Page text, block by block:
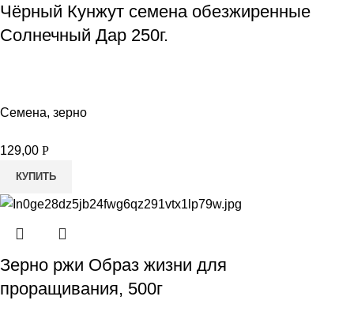
Чёрный Кунжут семена обезжиренные
Солнечный Дар 250г.
Семена, зерно
129,00 Р
КУПИТЬ
Зерно ржи Образ жизни для
проращивания, 500г